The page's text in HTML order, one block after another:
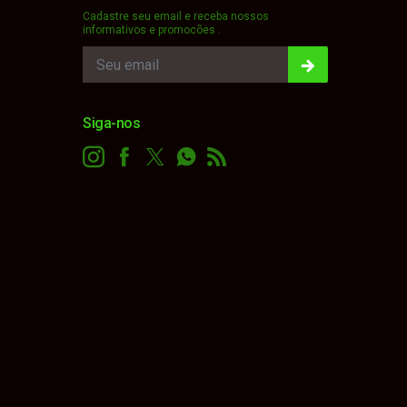
Cadastre seu email e receba nossos
informativos e promocões .
Siga-nos